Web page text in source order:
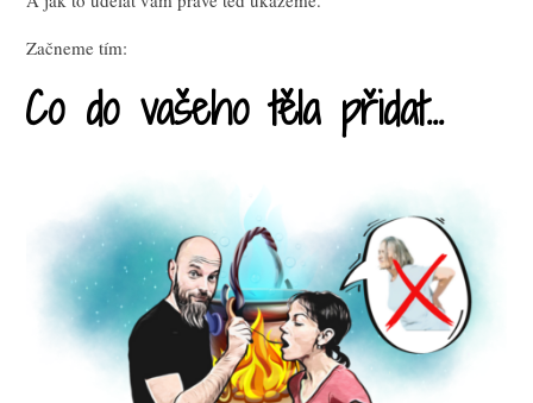
Začneme tím:
Co do vašeho těla přidat...